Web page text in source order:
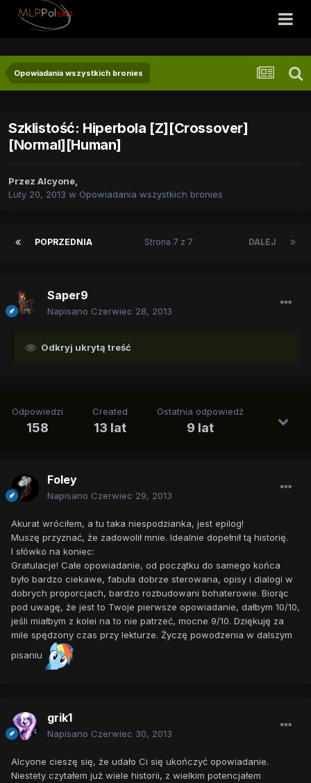
Opowiadania wszystkich bronies
Szklistość: Hiperbola [Z][Crossover]
[Normal][Human]
Przez Alcyone,
Luty 20, 2013 w Opowiadania wszystkich bronies
POPRZEDNIA DALEJ
Strona 7 z 7
Saper9
Napisano Czerwiec 28, 2013
Odkryj ukrytą treść
Odpowiedzi
158
Created
13 lat
Ostatnia odpowiedź
9 lat
Foley
Napisano Czerwiec 29, 2013
Akurat wróciłem, a tu taka niespodzianka, jest epilog!
Muszę przyznać, że zadowolił mnie. Idealnie dopełnił tą historię.
I słówko na koniec:
Gratulacje! Całe opowiadanie, od początku do samego końca
było bardzo ciekawe, fabuła dobrze sterowana, opisy i dialogi w
dobrych proporcjach, bardzo rozbudowani bohaterowie. Biorąc
pod uwagę, że jest to Twoje pierwsze opowiadanie, dałbym 10/10,
jeśli miałbym z kolei na to nie patrzeć, mocne 9/10. Dziękuję za
mile spędzony czas przy lekturze. Życzę powodzenia w dalszym
pisaniu
grik1
Napisano Czerwiec 30, 2013
Alcyone cieszę się, że udało Ci się ukończyć opowiadanie.
Niestety czytałem już wiele historii, z wielkim potencjałem